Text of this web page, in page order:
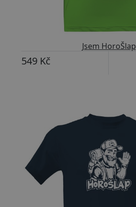
Jsem HoroŠlap
549 Kč
Přizpůsobitelný motiv